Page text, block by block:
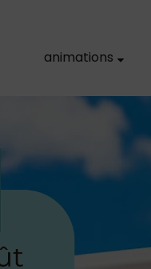
animations